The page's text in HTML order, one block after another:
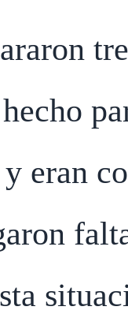
eran